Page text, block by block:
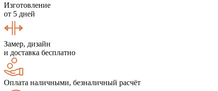
Изготовление
от 5 дней
Замер, дизайн
и доставка бесплатно
Оплата наличными, безналичный расчёт